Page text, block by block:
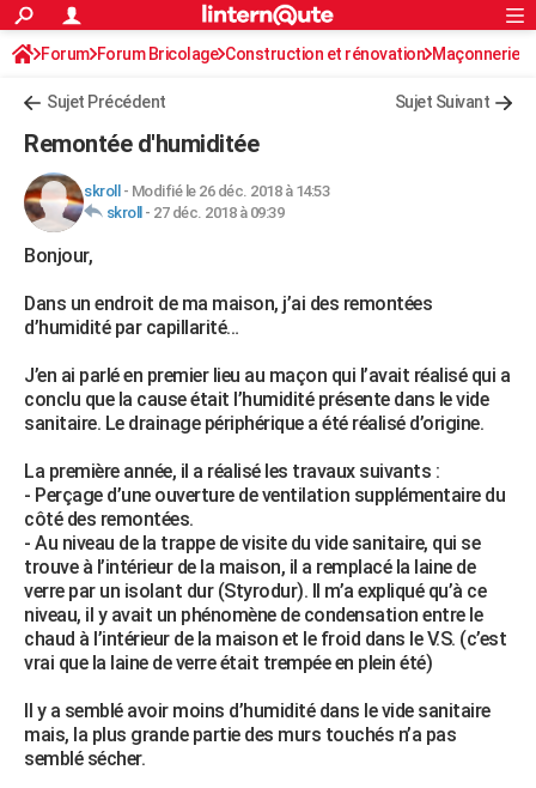
ACTUALITÉS
Politique
Société
Faits Divers
Education
Monde
Villes
+
FINANCE
Retraite
Impôts
Epargne
Immobilier
Risques naturels par ville
Banque
Assurance
Crédit
AUTO
Essais
Réserver un essai
Citadines
Berlines
SUV
Forum auto
+HIGH-TECH
Mobiles
Meilleur smartphone
Internet
Ordinateurs
Jeux vidéo
Guide high-tech
+BRICOLAGE
Forum
Aménagement intérieur
Extérieur
Cuisine
Salle de bains
Jardinage
Rangement
WEEK-END
Guides de France
Escapades
Patrimoine
Expositions
Musées
Week-end nature
LIFESTYLE
Art de vivre
Bien-être
Loisirs
ModeModes de vie
SANTE
Alimentation
Guide de la santé
Maladies
Médicaments
Sommeil
VOYAGE
Destinations
City break
Voyage nature
Voyage de noces
Forum
Climat
+PHOTO
GUIDES D'ACHAT
BONS PLANS
CARTE DE VOEUX
Carte de Noël
Carte Bonne année
Carte Saint-Valentin
Carte Pâques
Carte d'anniversaire
DICTIONNAIRE
Rechercher
S'inscrire
Connexion
Forum Forum Bricolage Construction et rénovation Maçonnerie
Sujet Précédent Sujet Suivant
Remontée d'humiditée
skroll - Modifié le 26 déc. 2018 à 14:53
skroll - 27 déc. 2018 à 09:39
Bonjour,
Dans un endroit de ma maison, j’ai des remontées
d’humidité par capillarité…
J’en ai parlé en premier lieu au maçon qui l’avait réalisé qui a
conclu que la cause était l’humidité présente dans le vide
sanitaire. Le drainage périphérique a été réalisé d’origine.
La première année, il a réalisé les travaux suivants :
- Perçage d’une ouverture de ventilation supplémentaire du
côté des remontées.
- Au niveau de la trappe de visite du vide sanitaire, qui se
trouve à l’intérieur de la maison, il a remplacé la laine de
verre par un isolant dur (Styrodur). Il m’a expliqué qu’à ce
niveau, il y avait un phénomène de condensation entre le
chaud à l’intérieur de la maison et le froid dans le V.S. (c’est
vrai que la laine de verre était trempée en plein été)
Il y a semblé avoir moins d’humidité dans le vide sanitaire
mais, la plus grande partie des murs touchés n’a pas
semblé sécher.